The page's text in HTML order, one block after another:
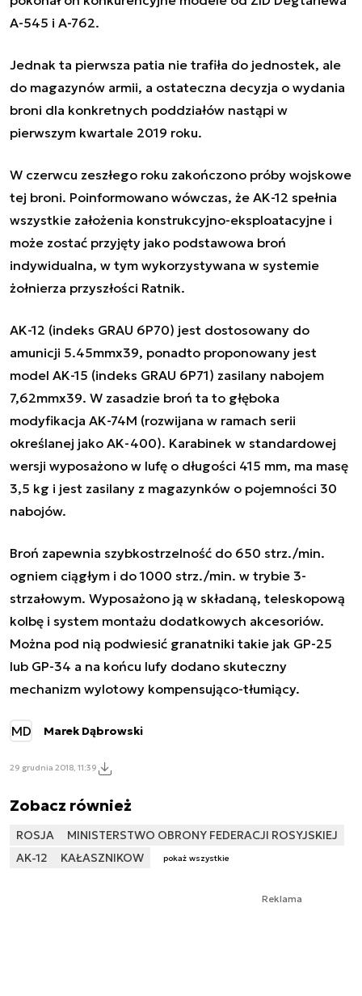
A-545 i A-762.
Jednak ta pierwsza patia nie trafiła do jednostek, ale
do magazynów armii, a ostateczna decyzja o wydania
broni dla konkretnych poddziałów nastąpi w
pierwszym kwartale 2019 roku.
W czerwcu zeszłego roku zakończono próby wojskowe
tej broni. Poinformowano wówczas, że AK-12 spełnia
wszystkie założenia konstrukcyjno-eksploatacyjne i
może zostać przyjęty jako podstawowa broń
indywidualna, w tym wykorzystywana w systemie
żołnierza przyszłości Ratnik.
AK-12 (indeks GRAU 6P70) jest dostosowany do
amunicji 5.45mmx39, ponadto proponowany jest
model AK-15 (indeks GRAU 6P71) zasilany nabojem
7,62mmx39. W zasadzie broń ta to głęboka
modyfikacja AK-74M (rozwijana w ramach serii
określanej jako AK-400). Karabinek w standardowej
wersji wyposażono w lufę o długości 415 mm, ma masę
3,5 kg i jest zasilany z magazynków o pojemności 30
nabojów.
Broń zapewnia szybkostrzelność do 650 strz./min.
ogniem ciągłym i do 1000 strz./min. w trybie 3-
strzałowym. Wyposażono ją w składaną, teleskopową
kolbę i system montażu dodatkowych akcesoriów.
Można pod nią podwiesić granatniki takie jak GP-25
lub GP-34 a na końcu lufy dodano skuteczny
mechanizm wylotowy kompensująco-tłumiący.
MD Marek Dąbrowski
29 grudnia 2018, 11:39
Zobacz również
ROSJA
MINISTERSTWO OBRONY FEDERACJI ROSYJSKIEJ
AK-12
KAŁASZNIKOW pokaż wszystkie
Reklama